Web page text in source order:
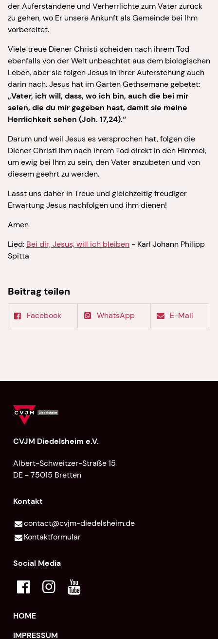
der Auferstandene und Verherrlichte zum Vater zurück
zu gehen, wo Er unsere Ankunft als Gemeinde bei Ihm
vorbereitet.
Viele treue Diener Christi scheiden nach ihrem Tod
ebenfalls von der Welt unbeachtet aus dem biologischen
Leben, aber sie folgen Jesus in ihrer Auferstehung auch
darin nach. Jesus hat im Garten Gethsemane gebetet:
„Vater, ich will, dass, wo ich bin, auch die bei mir
seien, die du mir gegeben hast, damit sie meine
Herrlichkeit sehen (Joh. 17,24).“
Darum und weil Jesus es versprochen hat, folgen die
Diener Christi Ihm nach ihrem Tod direkt in den Himmel,
um ewig bei Ihm zu sein, den Vater anzubeten und von
diesem geehrt zu werden.
Lasst uns daher in Treue und gleichzeitig freudiger
Erwartung Jesus nachfolgen und ihm dienen!
Amen
Lied: Bei dir, Jesus, will ich bleiben - Karl Johann Philipp
Spitta
Beitrag teilen
Facebook WhatsApp E-Mail
CVJM Diedelsheim e.V.
Albert-Schweitzer-Straße 15
DE - 75015 Bretten
Kontakt
contact@​cvjm-diedelsheim.​de
Kontaktformular
Social Media
HOME
IMPRESSUM